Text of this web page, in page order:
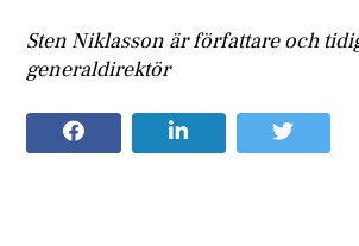
Sten Niklasson är författare och
generaldirektör